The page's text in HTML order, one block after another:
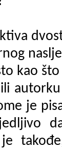
kao
autorku
je